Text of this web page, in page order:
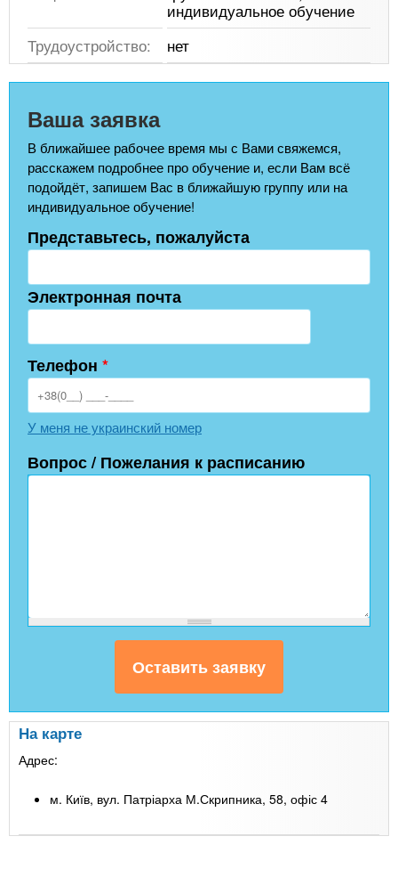
индивидуальное обучение
Трудоустройство:
нет
Ваша заявка
В ближайшее рабочее время мы с Вами свяжемся,
расскажем подробнее про обучение и, если Вам всё
подойдёт, запишем Вас в ближайшую группу или на
индивидуальное обучение!
Представьтесь, пожалуйста
Электронная почта
Телефон *
У меня не украинский номер
Вопрос / Пожелания к расписанию
На карте
Адрес:
м. Київ, вул. Патріарха М.Скрипника, 58, офіс 4